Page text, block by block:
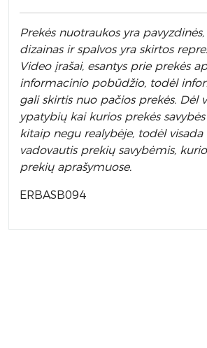
Prekės nuotraukos yra pavyzdinės,
dizainas ir spalvos yra skirtos
Video įrašai, esantys prie prekės
informacinio pobūdžio, todėl
gali skirtis nuo pačios prekės. Dėl
ypatybių kai kurios prekės
kitaip negu realybėje, todėl
vadovautis prekių savybėmis,
prekių aprašymuose.
ERBASB094